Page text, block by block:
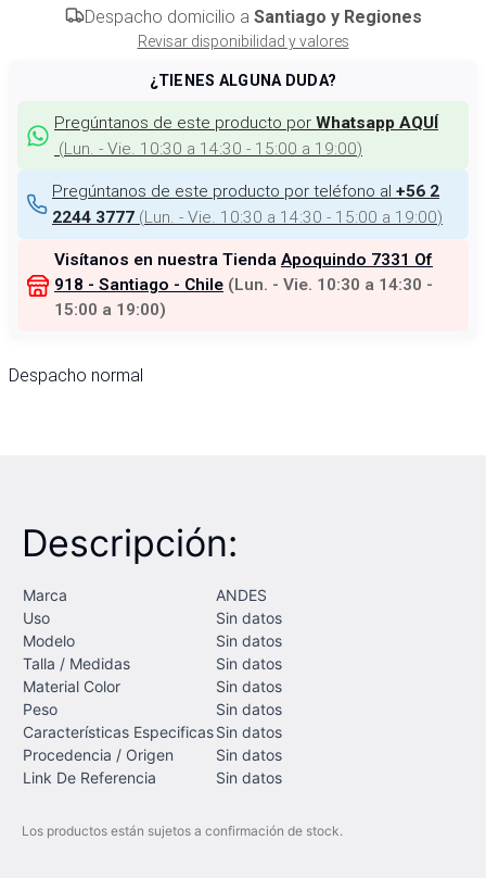
Despacho domicilio a Santiago y Regiones
Revisar disponibilidad y valores
¿TIENES ALGUNA DUDA?
Pregúntanos de este producto por Whatsapp AQUÍ
(Lun. - Vie. 10:30 a 14:30 - 15:00 a 19:00)
Pregúntanos de este producto por teléfono al +56 2
2244 3777 (Lun. - Vie. 10:30 a 14:30 - 15:00 a 19:00)
Visítanos en nuestra Tienda Apoquindo 7331 Of
918 - Santiago - Chile (Lun. - Vie. 10:30 a 14:30 -
15:00 a 19:00)
Despacho normal
Descripción:
Marca
ANDES
Uso
Sin datos
Modelo
Sin datos
Talla / Medidas
Sin datos
Material Color
Sin datos
Peso
Sin datos
Características EspecificasSin datos
Procedencia / Origen
Sin datos
Link De Referencia
Sin datos
Los productos están sujetos a confirmación de stock.